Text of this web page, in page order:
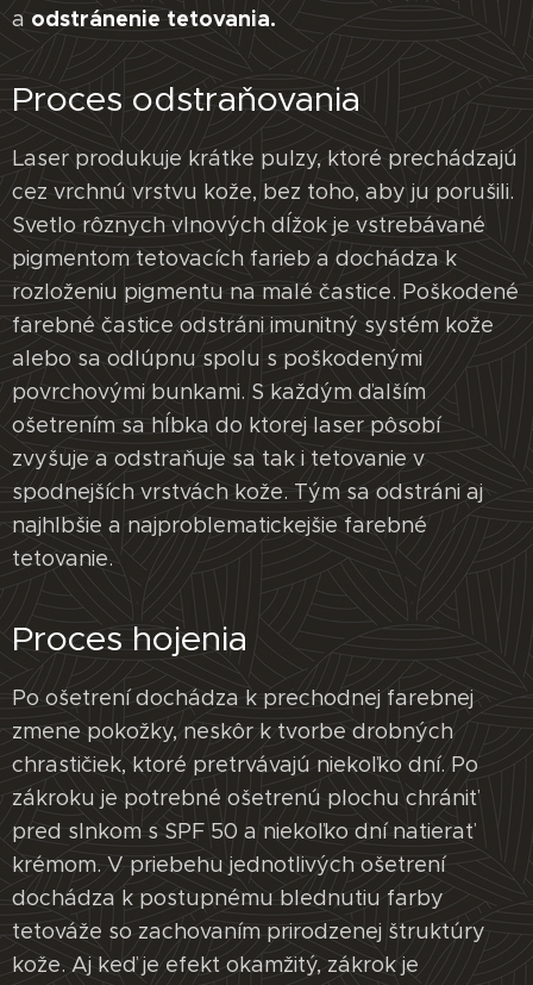
a odstránenie tetovania.
Proces odstraňovania
Laser produkuje krátke pulzy, ktoré prechádzajú
cez vrchnú vrstvu kože, bez toho, aby ju porušili.
Svetlo rôznych vlnových dĺžok je vstrebávané
pigmentom tetovacích farieb a dochádza k
rozloženiu pigmentu na malé častice. Poškodené
farebné častice odstráni imunitný systém kože
alebo sa odlúpnu spolu s poškodenými
povrchovými bunkami. S každým ďalším
ošetrením sa hĺbka do ktorej laser pôsobí
zvyšuje a odstraňuje sa tak i tetovanie v
spodnejších vrstvách kože. Tým sa odstráni aj
najhlbšie a najproblematickejšie farebné
tetovanie.
Proces hojenia
Po ošetrení dochádza k prechodnej farebnej
zmene pokožky, neskôr k tvorbe drobných
chrastičiek, ktoré pretrvávajú niekoľko dní. Po
zákroku je potrebné ošetrenú plochu chrániť
pred slnkom s SPF 50 a niekoľko dní natierať
krémom. V priebehu jednotlivých ošetrení
dochádza k postupnému blednutiu farby
tetováže so zachovaním prirodzenej štruktúry
kože. Aj keď je efekt okamžitý, zákrok je